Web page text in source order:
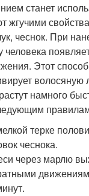
станет
жгучими
чеснок. При
человека
Этот
намного
терке
чеснока.
через марлю